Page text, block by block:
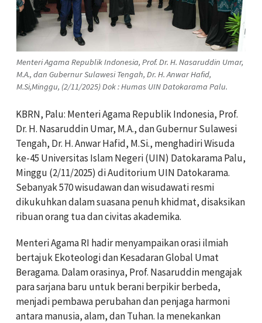
Menteri Agama Republik Indonesia, Prof. Dr. H. Nasaruddin Umar,
M.A., dan Gubernur Sulawesi Tengah, Dr. H. Anwar Hafid,
M.Si,Minggu, (2/11/2025) Dok : Humas UIN Datokarama Palu.
KBRN, Palu: Menteri Agama Republik Indonesia, Prof.
Dr. H. Nasaruddin Umar, M.A., dan Gubernur Sulawesi
Tengah, Dr. H. Anwar Hafid, M.Si., menghadiri Wisuda
ke-45 Universitas Islam Negeri (UIN) Datokarama Palu,
Minggu (2/11/2025) di Auditorium UIN Datokarama.
Sebanyak 570 wisudawan dan wisudawati resmi
dikukuhkan dalam suasana penuh khidmat, disaksikan
ribuan orang tua dan civitas akademika.
Menteri Agama RI hadir menyampaikan orasi ilmiah
bertajuk Ekoteologi dan Kesadaran Global Umat
Beragama. Dalam orasinya, Prof. Nasaruddin mengajak
para sarjana baru untuk berani berpikir berbeda,
menjadi pembawa perubahan dan penjaga harmoni
antara manusia, alam, dan Tuhan. Ia menekankan